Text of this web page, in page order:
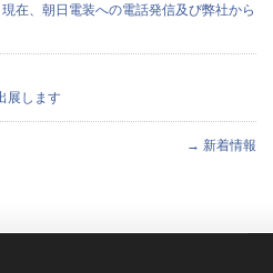
在、朝日電装への電話発信及び弊社から
展します
→ 新着情報